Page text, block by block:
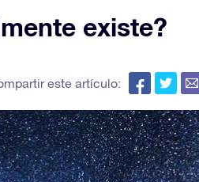
existe?
este artículo: